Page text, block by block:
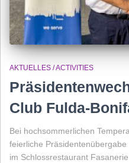
AKTUELLES / ACTIVITIES
Club Fulda-
Bei hochsommerlichen
feierliche
im Schlossrestaurant